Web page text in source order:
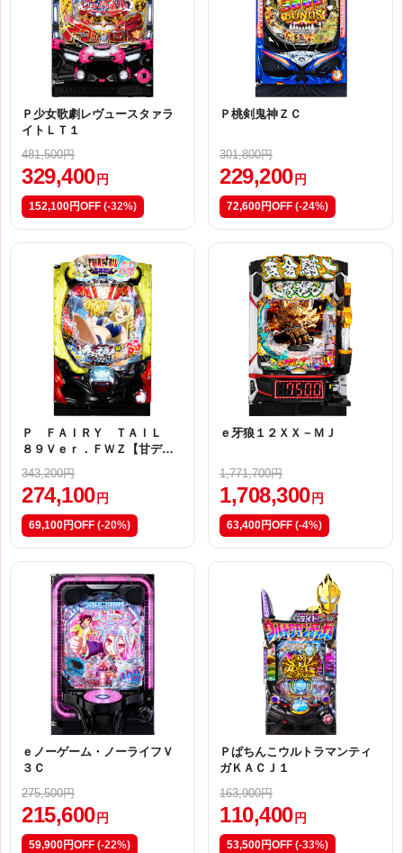
Ｐ少女歌劇レヴュースタァラ
イトＬＴ１
481,500円
329,400 円
152,100円OFF (-32%)
Ｐ桃剣鬼神ＺＣ
301,800円
229,200 円
72,600円OFF (-24%)
Ｐ ＦＡＩＲＹ ＴＡＩＬ
８９Ｖｅｒ．ＦＷＺ【甘デ
ジ】
343,200円
274,100 円
69,100円OFF (-20%)
ｅ牙狼１２ＸＸ－ＭＪ
1,771,700円
1,708,300 円
63,400円OFF (-4%)
ｅノーゲーム・ノーライフＶ
３Ｃ
275,500円
215,600 円
59,900円OFF (-22%)
Ｐぱちんこウルトラマンティ
ガＫＡＣＪ１
163,900円
110,400 円
53,500円OFF (-33%)